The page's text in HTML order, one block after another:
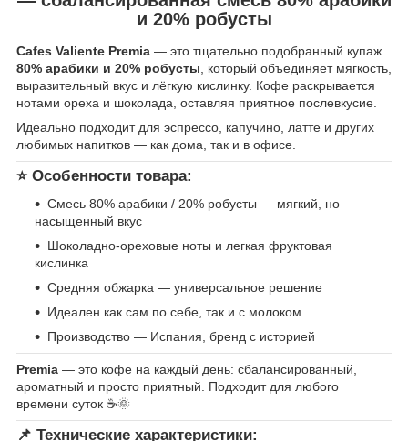
и 20% робусты
Cafes Valiente Premia — это тщательно подобранный купаж
80% арабики и 20% робусты, который объединяет мягкость,
выразительный вкус и лёгкую кислинку. Кофе раскрывается
нотами ореха и шоколада, оставляя приятное послевкусие.
Идеально подходит для эспрессо, капучино, латте и других
любимых напитков — как дома, так и в офисе.
⭐ Особенности товара:
Смесь 80% арабики / 20% робусты — мягкий, но
насыщенный вкус
Шоколадно-ореховые ноты и легкая фруктовая
кислинка
Средняя обжарка — универсальное решение
Идеален как сам по себе, так и с молоком
Производство — Испания, бренд с историей
Premia — это кофе на каждый день: сбалансированный,
ароматный и просто приятный. Подходит для любого
времени суток ☕🌞
📌 Технические характеристики: